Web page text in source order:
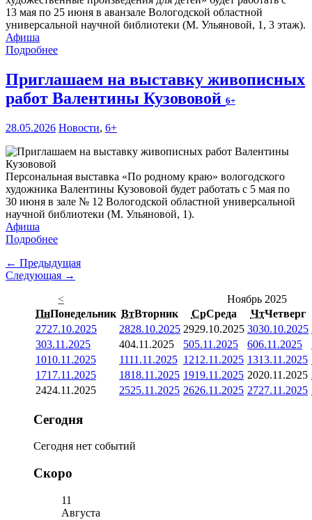
13 мая по 25 июня в аванзале Вологодской областной
универсальной научной библиотеки (М. Ульяновой, 1, 3 этаж).
Афиша
Подробнее
Приглашаем на выставку живописных
работ Валентины Кузововой 6+
28.05.2026 Новости, 6+
Персональная выставка «По родному краю» вологодского
художника Валентины Кузововой будет работать с 5 мая по
30 июня в зале № 12 Вологодской областной универсальной
научной библиотеки (М. Ульяновой, 1).
Афиша
Подробнее
← Предыдущая
Следующая →
<
Ноябрь 2025
ПнПонедельник ВтВторник СрСреда ЧтЧетверг
2727.10.2025 2828.10.2025 2929.10.2025 3030.10.2025
303.11.2025 404.11.2025 505.11.2025 606.11.2025
1010.11.2025 1111.11.2025 1212.11.2025 1313.11.2025
1717.11.2025 1818.11.2025 1919.11.2025 2020.11.2025
2424.11.2025 2525.11.2025 2626.11.2025 2727.11.2025
Сегодня
Сегодня нет событий
Скоро
11
Августа